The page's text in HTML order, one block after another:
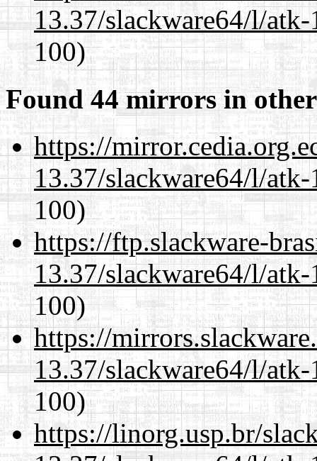
13.37/slackware64/l/
100)
Found 44 mirrors in
https://
13.37/slackware64/l/
100)
https://ftp.slackware-
13.37/slackware64/l/
100)
https://
13.37/slackware64/l/
100)
https://linorg.usp.br/